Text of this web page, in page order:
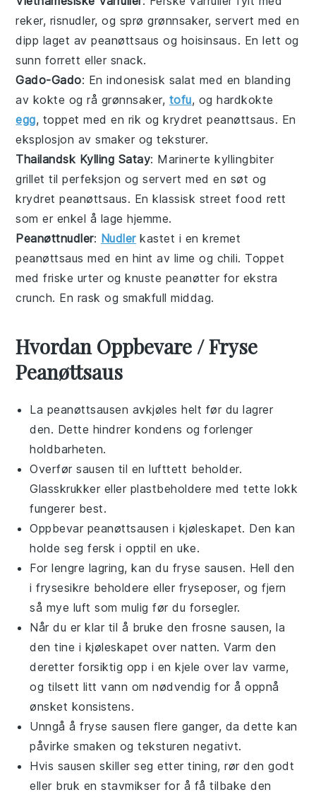
reker, risnudler, og sprø grønnsaker, servert med en
dipp laget av peanøttsaus og hoisinsaus. En lett og
sunn forrett eller snack.
Gado-Gado: En indonesisk salat med en blanding
av kokte og rå grønnsaker, tofu, og hardkokte
egg, toppet med en rik og krydret peanøttsaus. En
eksplosjon av smaker og teksturer.
Thailandsk Kylling Satay: Marinerte kyllingbiter
grillet til perfeksjon og servert med en søt og
krydret peanøttsaus. En klassisk street food rett
som er enkel å lage hjemme.
Peanøttnudler: Nudlerkastet i en kremet
peanøttsaus med en hint av lime og chili. Toppet
med friske urter og knuste peanøtter for ekstra
crunch. En rask og smakfull middag.
Hvordan Oppbevare / Fryse
Peanøttsaus
La peanøttsausen avkjøles helt før du lagrer
den. Dette hindrer kondens og forlenger
holdbarheten.
Overfør sausen til en lufttett beholder.
Glasskrukker eller plastbeholdere med tette lokk
fungerer best.
Oppbevar peanøttsausen i kjøleskapet. Den kan
holde seg fersk i opptil en uke.
For lengre lagring, kan du fryse sausen. Hell den
i frysesikre beholdere eller fryseposer, og fjern
så mye luft som mulig før du forsegler.
Når du er klar til å bruke den frosne sausen, la
den tine i kjøleskapet over natten. Varm den
deretter forsiktig opp i en kjele over lav varme,
og tilsett littvann om nødvendig for å oppnå
ønsket konsistens.
Unngå å fryse sausen flere ganger, da dette kan
påvirke smaken og teksturen negativt.
Hvis sausen skiller seg etter tining, rør den godt
eller bruk en stavmikser for å få tilbake den